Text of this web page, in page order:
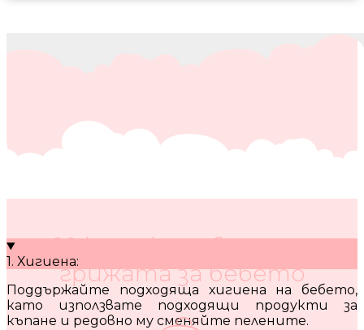
10 кратки съвета за
грижата за бебето
1. Хигиена:
Поддържайте подходяща хигиена на бебето,
като използвате подходящи продукти за
къпане и редовно му сменяйте пелените.